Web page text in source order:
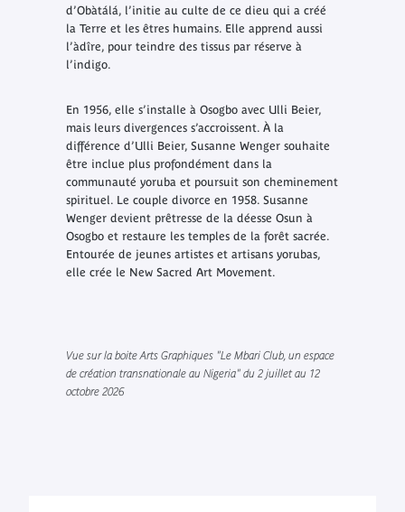
d’Obàtálá, l’initie au culte de ce dieu qui a créé
la Terre et les êtres humains. Elle apprend aussi
l’àdîre, pour teindre des tissus par réserve à
l’indigo.
En 1956, elle s’installe à Osogbo avec Ulli Beier,
mais leurs divergences s’accroissent. À la
différence d’Ulli Beier, Susanne Wenger souhaite
être inclue plus profondément dans la
communauté yoruba et poursuit son cheminement
spirituel. Le couple divorce en 1958. Susanne
Wenger devient prêtresse de la déesse Osun à
Osogbo et restaure les temples de la forêt sacrée.
Entourée de jeunes artistes et artisans yorubas,
elle crée le New Sacred Art Movement.
Vue sur la boite Arts Graphiques "Le Mbari Club, un espace
de création transnationale au Nigeria" du 2 juillet au 12
octobre 2026